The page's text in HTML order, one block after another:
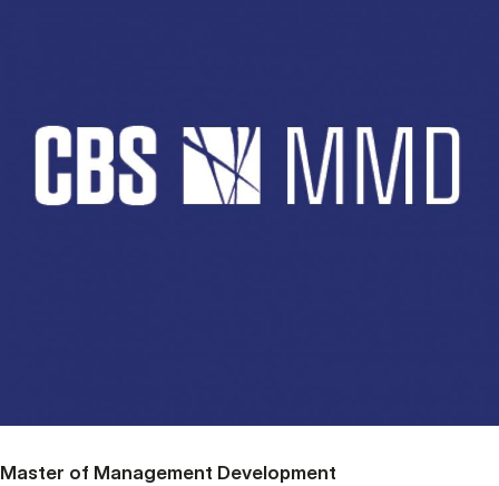
Master of Management Development